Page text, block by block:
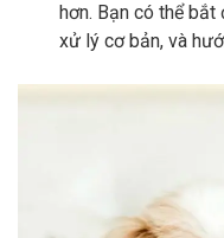
hơn. Bạn có thể
xử lý cơ bản, và